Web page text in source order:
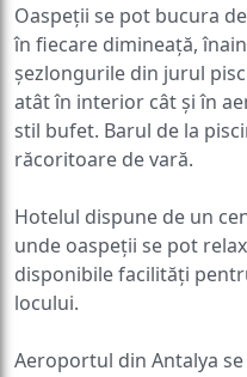
Oaspeții se pot bucura
în fiecare dimineață,
șezlongurile din jurul
atât în interior cât și în
stil bufet. Barul de la
răcoritoare de vară.
Hotelul dispune de un
unde oaspeții se pot
disponibile facilități
locului.
Aeroportul din Antalya